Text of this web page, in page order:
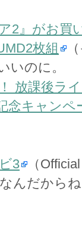
2』がお買
枚組
いのに。
放課後ラ
念キャン
3
（
んだから